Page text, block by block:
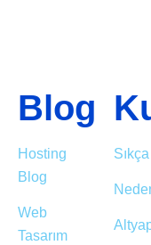
Blog
Hosting
Blog
Web
Tasarım